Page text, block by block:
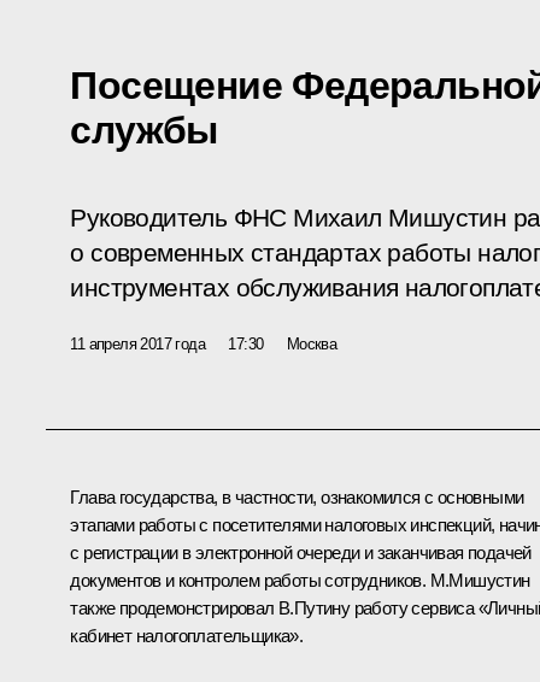
Посещение
службы
Руководитель ФНС Михаил Мишустин
о современных стандартах работы
инструментах обслуживания
11 апреля 2017 года 17:30 Москва
Глава государства, в частности, ознакомился с основными
этапами работы с посетителями налоговых инспекций,
с регистрации в электронной очереди и заканчивая подачей
документов и контролем работы сотрудников. М.Мишустин
также продемонстрировал В.Путину работу сервиса
кабинет налогоплательщика».